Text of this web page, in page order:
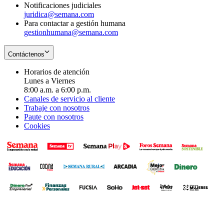
Notificaciones judiciales
juridica@semana.com
Para contactar a gestión humana
gestionhumana@semana.com
Contáctenos
Horarios de atención
Lunes a Viernes
8:00 a.m. a 6:00 p.m.
Canales de servicio al cliente
Trabaje con nosotros
Paute con nosotros
Cookies